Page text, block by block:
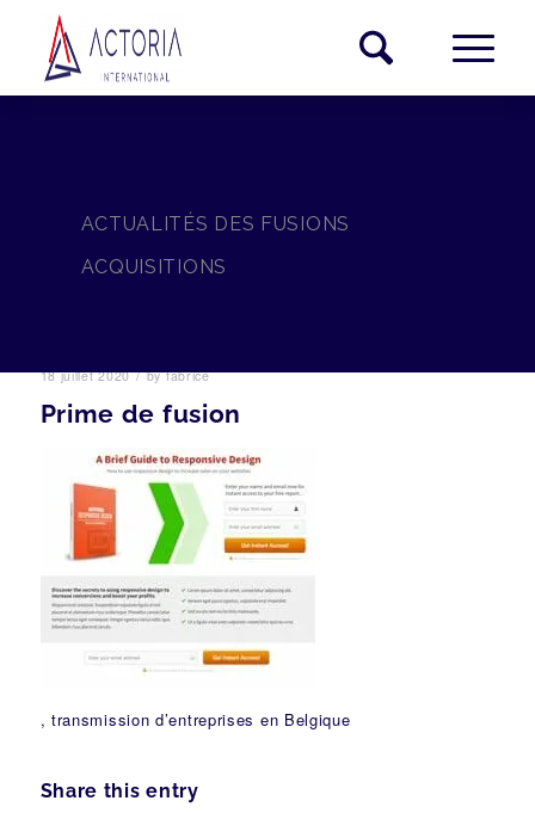
ACTUALITÉS DES FUSIONS
ACQUISITIONS
18 juillet 2020 / byfabrice
Prime de fusion
, transmission d’entreprises en Belgique
Share this entry